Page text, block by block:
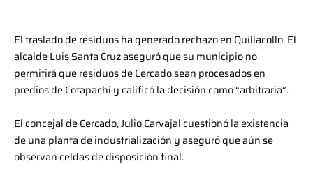
El traslado de residuos ha generado rechazo en Quillacollo. El
alcalde Luis Santa Cruz aseguró que su municipio no
permitirá que residuos de Cercado sean procesados en
predios de Cotapachi y calificó la decisión como “arbitraria”.
El concejal de Cercado, Julio Carvajal cuestionó la existencia
de una planta de industrialización y aseguró que aún se
observan celdas de disposición final.